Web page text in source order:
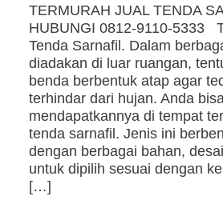
TERMURAH JUAL TENDA
HUBUNGI 0812-9110-5333
Tenda Sarnafil. Dalam
diadakan di luar ruangan,
benda berbentuk atap agar
terhindar dari hujan. Anda bisa
mendapatkannya di tempat
tenda sarnafil. Jenis ini
dengan berbagai bahan,
untuk dipilih sesuai dengan
[…]